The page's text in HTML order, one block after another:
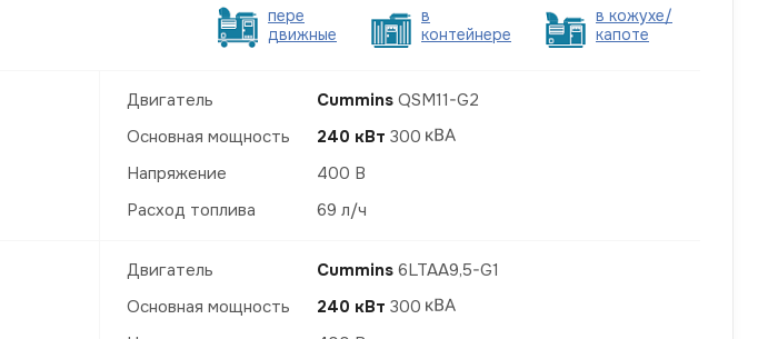
пере
движные
в
контейнере
в кожухе/
капоте
Двигатель Cummins QSM11-G2
Основная мощность
240 кВт 300
Напряжение
400 В
Расход топлива
69 л/ч
Двигатель Cummins 6LTAA9,5-G1
Основная мощность
240 кВт 300